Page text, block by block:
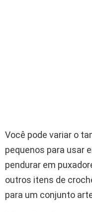
Você pode variar o
pequenos para usar
pendurar em
outros itens de
para um conjunto